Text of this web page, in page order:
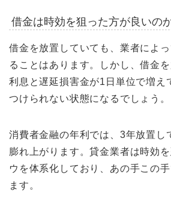
借金は時効を狙った方が良いの
借金を放置していても、業者によ
ることはあります。しかし、借金を
利息と遅延損害金が1日単位で増え
つけられない状態になるでしょう。
消費者金融の年利では、3年放置し
膨れ上がります。貸金業者は時効
ウを体系化しており、あの手この
ます。